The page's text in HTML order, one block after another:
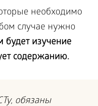
необходимо
случае нужно
изучение
содержанию.
обязаны